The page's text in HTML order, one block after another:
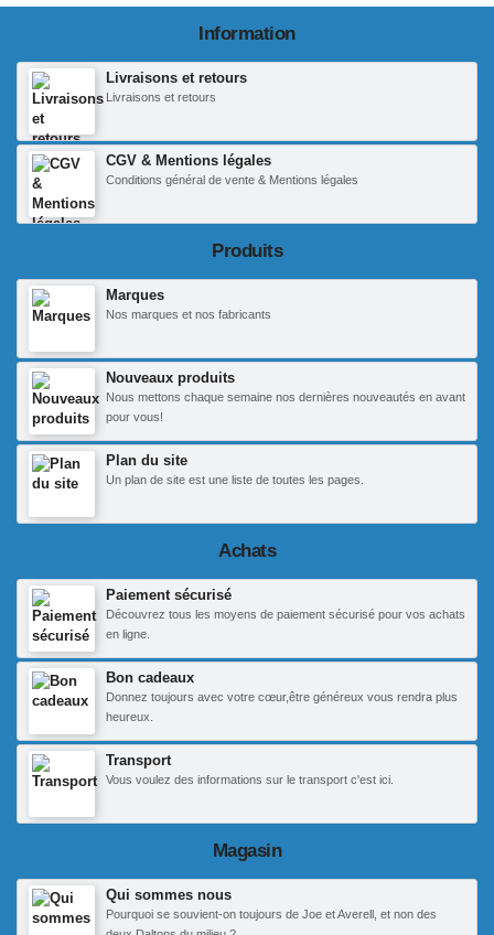
Information
Livraisons et retours
Livraisons et retours
CGV & Mentions légales
Conditions général de vente & Mentions légales
Produits
Marques
Nos marques et nos fabricants
Nouveaux produits
Nous mettons chaque semaine nos dernières nouveautés en avant
pour vous!
Plan du site
Un plan de site est une liste de toutes les pages.
Achats
Paiement sécurisé
Découvrez tous les moyens de paiement sécurisé pour vos achats
en ligne.
Bon cadeaux
Donnez toujours avec votre cœur,être généreux vous rendra plus
heureux.
Transport
Vous voulez des informations sur le transport c'est ici.
Magasin
Qui sommes nous
Pourquoi se souvient-on toujours de Joe et Averell, et non des